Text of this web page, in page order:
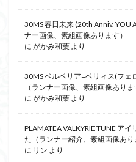
30MS 春日未来 (20th Anniv. YOU
ナー画像、素組画像あります）
に がかみ和葉 より
30MS ベルベリア=ベリィス(フェ
（ランナー画像、素組画像ありま
に がかみ和葉 より
PLAMATEA VALKYRIE TUNE ア
た（ランナー紹介、素組画像あり
に リン より